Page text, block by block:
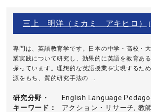
三上 明洋（ミカミ アキヒロ）
専門は、英語教育学です。日本の中学・高校・
業実践について研究し、効果的に英語を教育あ
探っています。理想的な英語授業を実現するた
源をもち、質的研究手法の ...
研究分野・
キーワード
English Language
アクション・リサーチ, 教